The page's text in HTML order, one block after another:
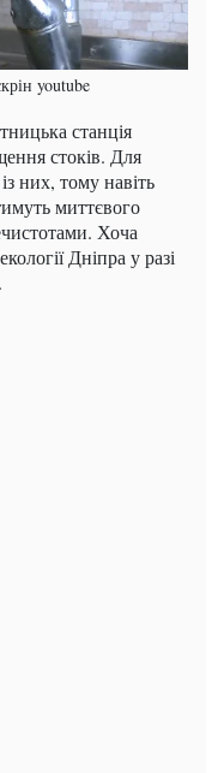
youtube
станція
стоків. Для
них, тому навіть
миттєвого
Хоча
Дніпра у разі